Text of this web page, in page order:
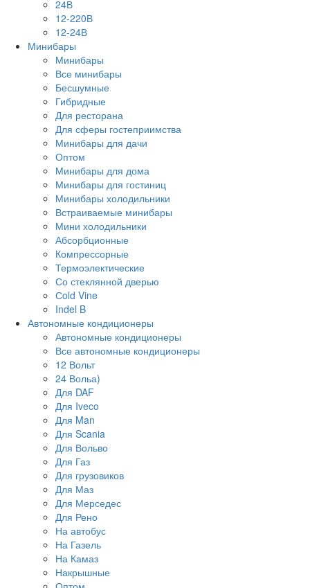
24В
12-220В
12-24В
Минибары
Минибары
Все минибары
Бесшумные
Гибридные
Для ресторана
Для сферы гостеприимства
Минибары для дачи
Оптом
Минибары для дома
Минибары для гостиниц
Минибары холодильники
Встраиваемые минибары
Мини холодильники
Абсорбционные
Компрессорные
Термоэлектические
Со стеклянной дверью
Сold Vine
Indel B
Автономные кондиционеры
Автономные кондиционеры
Все автономные кондиционеры
12 Вольт
24 Вольа)
Для DAF
Для Iveco
Для Man
Для Scania
Для Вольво
Для Газ
Для грузовиков
Для Маз
Для Мерседес
Для Рено
На автобус
На Газель
На Камаз
Накрышные